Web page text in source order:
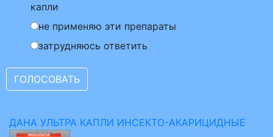
капли
не применяю эти препараты
затрудняюсь ответить
ДАНА УЛЬТРА КАПЛИ ИНСЕКТО-АКАРИЦИДНЫЕ